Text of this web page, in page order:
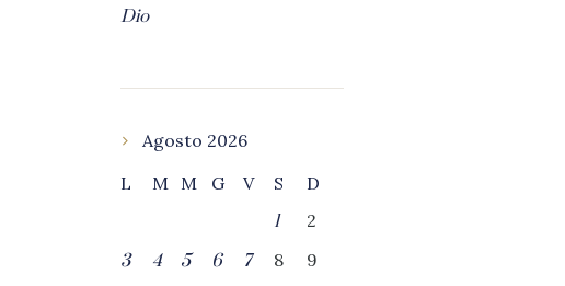
Dio
Agosto 2026
L
M M G V S
D
1
2
3
4 5 6 7 8
9